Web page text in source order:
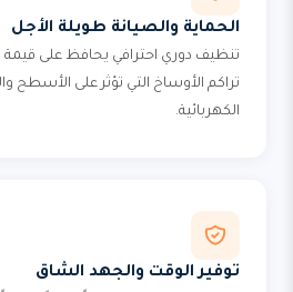
الحماية والصيانة طويلة الأجل
تنظيف دوري احترافي يحافظ على قيمة
تراكم الأوساخ التي تؤثر على الأسطح
الكهربائية.
توفير الوقت والجهد الشاق